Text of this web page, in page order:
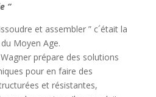
“
et assembler ” c´était la
Moyen Age.
prépare des solutions
pour en faire des
et résistantes,